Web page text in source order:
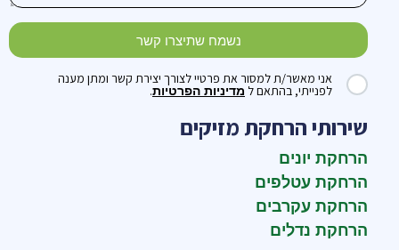
אני מאשר/ת למסור את פרטיי לצורך יצירת קשר ומתן מענה
לפנייתי, בהתאם ל מדיניות הפרטיות.
נשמח שתיצרו קשר
שירותי הרחקת מזיקים
הרחקת יונים
הרחקת עטלפים
הרחקת עקרבים
הרחקת נדלים